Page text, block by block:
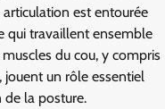
est entourée
qui travaillent ensemble
du cou, y compris
un rôle essentiel
la posture.